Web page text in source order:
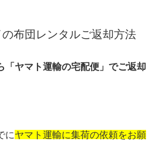
布団レンタルご返却方法
「ヤマト運輸の宅配便」でご返却
にヤマト運輸に集荷の依頼をお願